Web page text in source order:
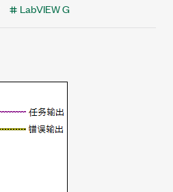
LabVIEW G